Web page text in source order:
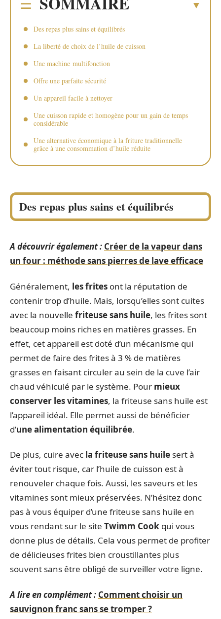
Des repas plus sains et équilibrés
La liberté de choix de l’huile de cuisson
Une machine multifonction
Offre une parfaite sécurité
Un appareil facile à nettoyer
Une cuisson rapide et homogène pour un gain de temps
considérable
Une alternative économique à la friture traditionnelle
grâce à une consommation d’huile réduite
Des repas plus sains et équilibrés
A découvrir également : Créer de la vapeur dans
un four : méthode sans pierres de lave efficace
Généralement, les frites ont la réputation de
contenir trop d’huile. Mais, lorsqu’elles sont cuites
avec la nouvelle friteusesans huile, les frites sont
beaucoup moins riches en matières grasses. En
effet, cet appareil est doté d’un mécanisme qui
permet de faire des frites à 3 % de matières
grasses en faisant circuler au sein de la cuve l’air
chaud véhiculé par le système. Pour mieux
conserver les vitamines, la friteuse sans huile est
l’appareil idéal. Elle permet aussi de bénéficier
d’une alimentation équilibrée.
De plus, cuire avec la friteuse sans huile sert à
éviter tout risque, car l’huile de cuisson est à
renouveler chaque fois. Aussi, les saveurs et les
vitamines sont mieux préservées. N’hésitez donc
pas à vous équiper d’une friteuse sans huile en
vous rendant sur le site Twimm Cook qui vous
donne plus de détails. Cela vous permet de profiter
de délicieuses frites bien croustillantes plus
souvent sans être obligé de surveiller votre ligne.
A lire en complément : Comment choisir un
sauvignon franc sans se tromper ?